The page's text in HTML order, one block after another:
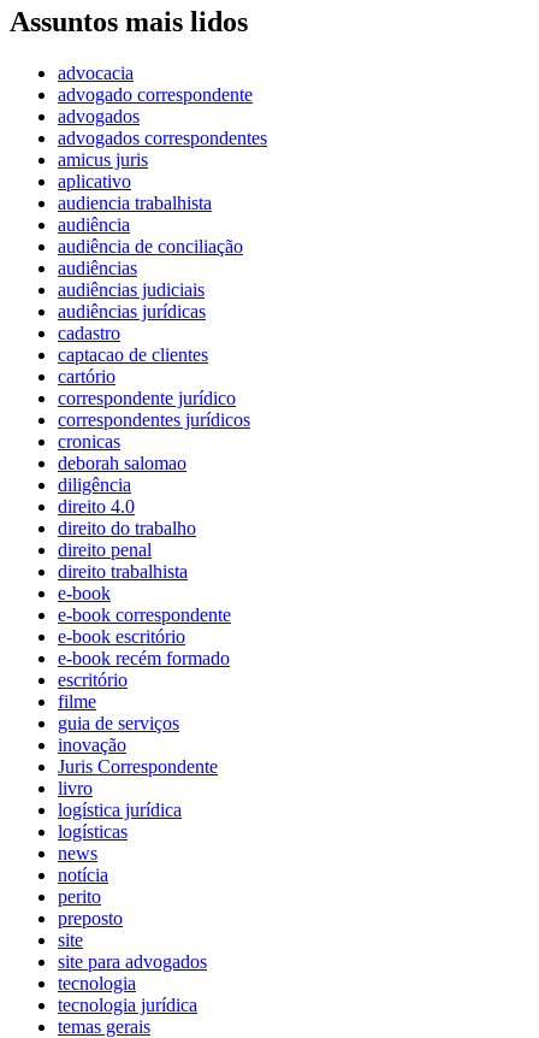
Assuntos mais lidos
advocacia
advogado correspondente
advogados
advogados correspondentes
amicus juris
aplicativo
audiencia trabalhista
audiência
audiência de conciliação
audiências
audiências judiciais
audiências jurídicas
cadastro
captacao de clientes
cartório
correspondente jurídico
correspondentes jurídicos
cronicas
deborah salomao
diligência
direito 4.0
direito do trabalho
direito penal
direito trabalhista
e-book
e-book correspondente
e-book escritório
e-book recém formado
escritório
filme
guia de serviços
inovação
Juris Correspondente
livro
logística jurídica
logísticas
news
notícia
perito
preposto
site
site para advogados
tecnologia
tecnologia jurídica
temas gerais